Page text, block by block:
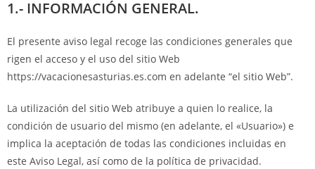
1.- INFORMACIÓN GENERAL.
El presente aviso legal recoge las condiciones generales que
rigen el acceso y el uso del sitio Web
https://vacacionesasturias.es.com en adelante “el sitio Web”.
La utilización del sitio Web atribuye a quien lo realice, la
condición de usuario del mismo (en adelante, el «Usuario») e
implica la aceptación de todas las condiciones incluidas en
este Aviso Legal, así como de la política de privacidad.